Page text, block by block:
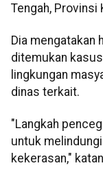
Tengah, Provinsi
Dia mengatakan
ditemukan
lingkungan
dinas terkait.
"Langkah
untuk
kekerasan,"